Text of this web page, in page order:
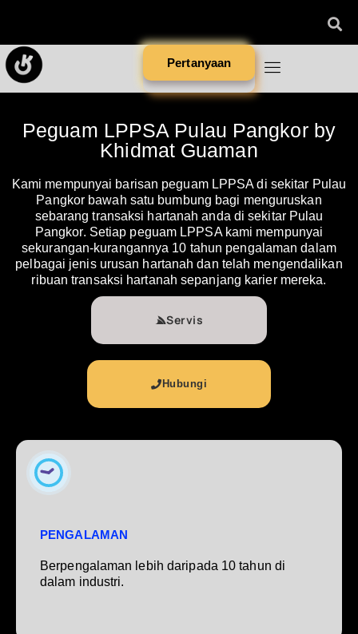
Pertanyaan
Peguam LPPSA Pulau Pangkor by
Khidmat Guaman
Kami mempunyai barisan peguam LPPSA di sekitar Pulau
Pangkor bawah satu bumbung bagi menguruskan
sebarang transaksi hartanah anda di sekitar Pulau
Pangkor. Setiap peguam LPPSA kami mempunyai
sekurangan-kurangannya 10 tahun pengalaman dalam
pelbagai jenis urusan hartanah dan telah mengendalikan
ribuan transaksi hartanah sepanjang karier mereka.
Servis
Hubungi
PENGALAMAN
Berpengalaman lebih daripada 10 tahun di
dalam industri.